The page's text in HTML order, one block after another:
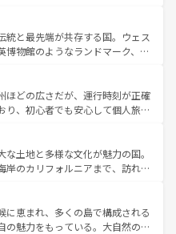
であるランス、プロヴァンスの
ど、多彩な楽しみ方が可能だ。さ
も魅力が溢れており、どの街角に
ぞれで全く異なる文化を体験で
お、新着のフランス情報はコンテンツ一覧
歩いても飽きることがない。ベ
イエルン州のアルプスの絶景、そ
ン畑といった風景は必見。ビール
てほしい。 なお、新着の
一覧を参照してほしい。
統と最先端が共存する国。ウェス
博物館のようなランドマーク、歴
る。また、優雅なアフタヌーン
たまらない英国パブ、サッカー観
できる体験も豊富。イギリスを旅
。
ほどの広さだが、運行時刻が正確
り、初心者でも安心して個人旅行
、スイスならではのユニークな
光だけでなく町歩きも満喫する
得が高いため物価も高いが、旅行
むこともできる。 なお、新
ンツ一覧 を参照してほしい。
土地と多様な文化が魅力の国。
岸のカリフォルニアまで、訪れる
、ショッピング、エンターテイ
的なスポットだ。一方、アメリカ
、グランドキャニオンやイエロー
に恵まれ、多くの島で構成される
の魅力をもっている。大自然の神